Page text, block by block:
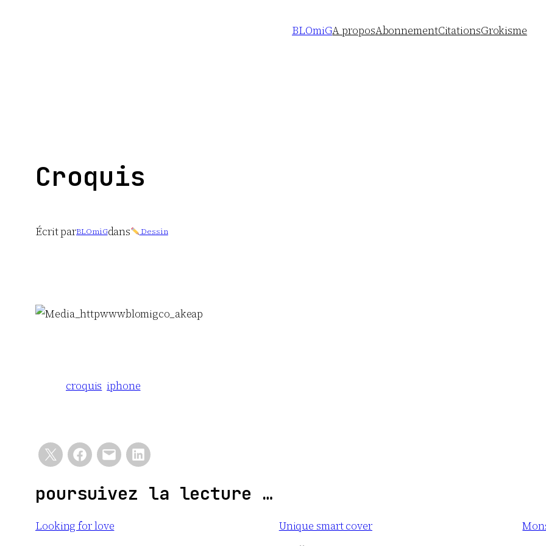
BLOmiGA proposAbonnementCitationsGrokisme
Croquis
Écrit parBLOmiGdans Dessin
croquis iphone
poursuivez la lecture …
Looking for love
Unique smart cover